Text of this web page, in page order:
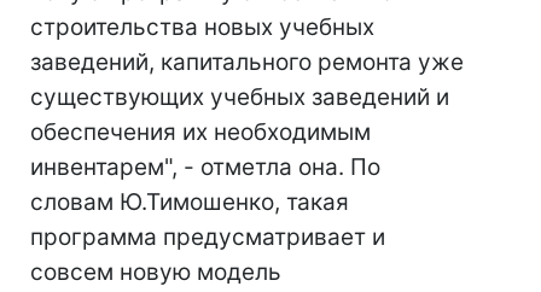
строительства новых учебных
заведений, капитального ремонта уже
существующих учебных заведений и
обеспечения их необходимым
инвентарем", - отметла она. По
словам Ю.Тимошенко, такая
программа предусматривает и
совсем новую модель